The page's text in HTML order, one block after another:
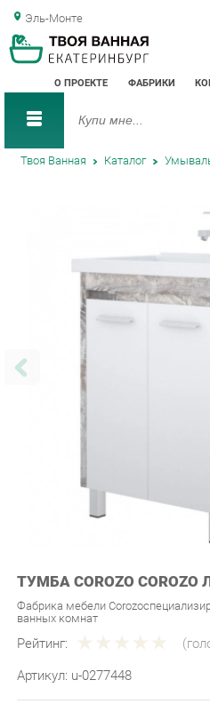
Эль-Монте
О ПРОЕКТЕ ФАБРИКИ
Твоя Ванная Каталог
ТУМБА COROZO
Фабрика мебели
Рейтинг:
Артикул: u-0277448
Продавец: